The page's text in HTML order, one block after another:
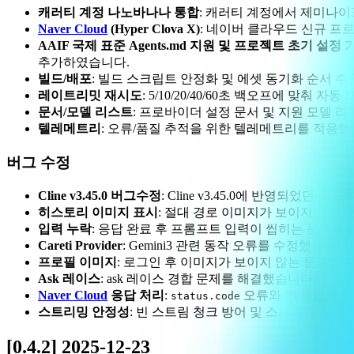
캐러티 계정 나노바나나 통합: 캐러티 계정에서 제미나
Naver Cloud (Hyper Clova X): 네이버 클라우드 신규 프
AAIF 국제 표준 Agents.md 지원 및 프로젝트 초기 설정
추가하였습니다.
빌드/배포: 빌드 스크립트 안정화 및 에셋 동기화 순서
레이트리밋 재시도: 5/10/20/40/60초 백오프에 맞춰 자동
문서/모델 리스트: 프로바이더 설정 문서 및 지원 모델
텔레메트리 : 오류/품질 추적을 위한 텔레메트리를 적용했
버그 수정
Cline v3.45.0 버그수정: Cline v3.45.0에 반영되었던 버그
히스토리 이미지 표시 : 절대 경로 이미지가 보이지 않던
입력 누락: 응답 완료 후 프롬프트 입력이 씹히는 문제를
Careti Provider: Gemini3 관련 동작 오류를 수정했습니다.
프로필 이미지 : 로그인 후 이미지가 보이지 않는 문제를
Ask 레이스: ask 레이스 경합 문제를 해결했습니다.
Naver Cloud 응답 처리 : status.code 오류와 빈 응답을
스트리밍 안정성: 빈 스트림 청크 방어 및 스트리밍 실패
[0.4.2] 2025-12-23